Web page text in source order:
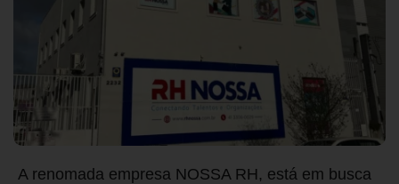
A renomada empresa NOSSA RH, está em busca